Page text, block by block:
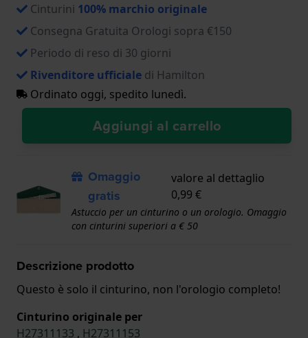
Cinturini 100% marchio originale
Consegna Gratuita Orologi sopra €150
Periodo di reso di 30 giorni
Rivenditore ufficiale di Hamilton
Ordinato oggi, spedito lunedì.
Aggiungi al carrello
Omaggio
gratis
valore al dettaglio
0,99 €
Astuccio per un cinturino o un orologio. Omaggio
con cinturini superiori a € 50
Descrizione prodotto
Questo è solo il cinturino, non l'orologio completo!
Cinturino originale per
H27311133 , H27311153